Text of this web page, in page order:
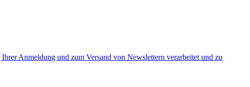
Anmeldung und zum Versand von Newslettern verarbeitet und zu